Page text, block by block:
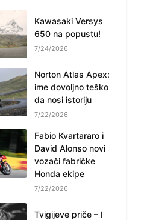
Kawasaki Versys
650 na popustu!
7/24/2026
Norton Atlas Apex:
ime dovoljno teško
da nosi istoriju
7/22/2026
Fabio Kvartararo i
David Alonso novi
vozači fabričke
Honda ekipe
7/22/2026
Tvigijeve priče – I